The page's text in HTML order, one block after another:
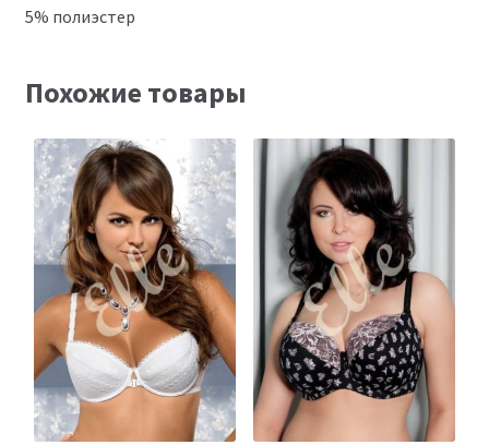
5% полиэстер
Похожие товары